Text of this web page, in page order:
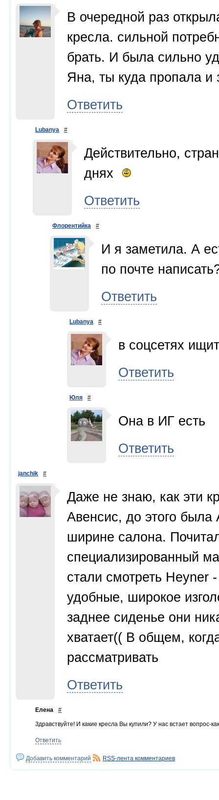
В очередной раз
кресла. сильной
брать. И была сильно
Яна, ты куда пропала и
Ответить
Lubanya #
Действительно,
днях
Ответить
Флорентийка #
И я заметила. А
по почте
Ответить
Lubanya #
в соцсетях
Ответить
Юля #
Она в ИГ есть
Ответить
janchik #
Даже не знаю, как эти
Авенсис, до этого
ширине салона.
специализированный
стали смотреть Heyner
удобные, широкое
заднее сиденье они
хватает(( В общем,
рассматривать
Ответить
Елена #
Здравствуйте! И какие кресла Вы купили? У нас встает
Ответить
Добавить комментарий RSS-лента комментариев